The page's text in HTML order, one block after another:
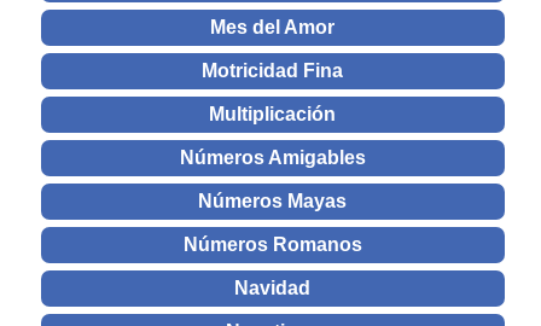
Mes del Amor
Motricidad Fina
Multiplicación
Números Amigables
Números Mayas
Números Romanos
Navidad